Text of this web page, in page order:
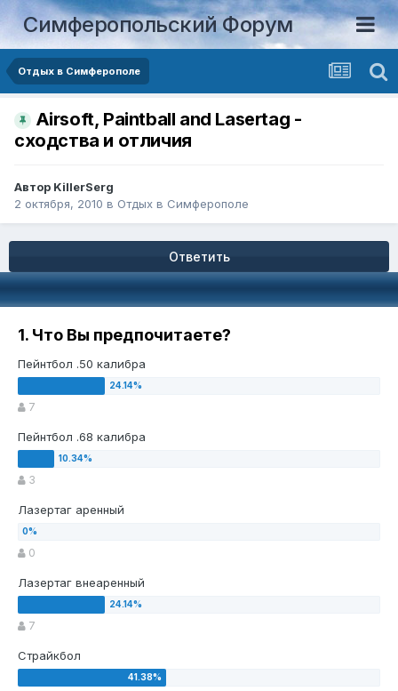
Симферопольский Форум
Отдых в Симферополе
Airsoft, Paintball and Lasertag -
сходства и отличия
Автор KillerSerg
2 октября, 2010 в Отдых в Симферополе
Ответить
1. Что Вы предпочитаете?
Пейнтбол .50 калибра
7
Пейнтбол .68 калибра
3
Лазертаг аренный
0
Лазертаг внеаренный
7
Страйкбол